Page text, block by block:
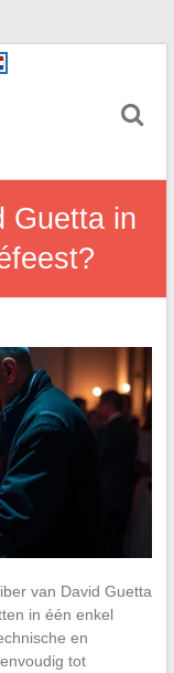
Guetta in
van David Guetta
in één enkel
en
tot